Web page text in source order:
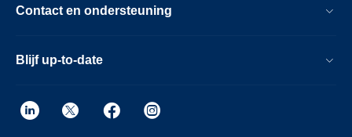
Contact en ondersteuning
Blijf up-to-date